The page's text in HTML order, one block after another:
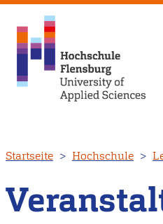
zum
Inhalt
Startseite Hochschule